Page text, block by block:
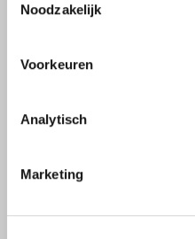
Noodzakelijk
Voorkeuren
Analytisch
Marketing
Size guide